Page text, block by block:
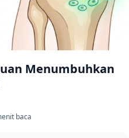
Menumbuhkan
baca